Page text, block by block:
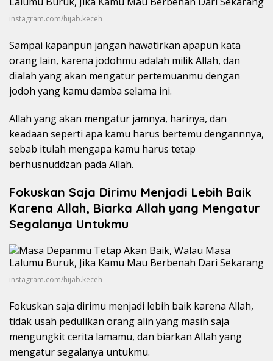
instagram.com/hijab.keceh
Sampai kapanpun jangan hawatirkan apapun kata
orang lain, karena jodohmu adalah milik Allah, dan
dialah yang akan mengatur pertemuanmu dengan
jodoh yang kamu damba selama ini.
Allah yang akan mengatur jamnya, harinya, dan
keadaan seperti apa kamu harus bertemu dengannnya,
sebab itulah mengapa kamu harus tetap
berhusnuddzan pada Allah.
Fokuskan Saja Dirimu Menjadi Lebih Baik
Karena Allah, Biarka Allah yang Mengatur
Segalanya Untukmu
instagram.com/hijab.keceh
Fokuskan saja dirimu menjadi lebih baik karena Allah,
tidak usah pedulikan orang alin yang masih saja
mengungkit cerita lamamu, dan biarkan Allah yang
mengatur segalanya untukmu.